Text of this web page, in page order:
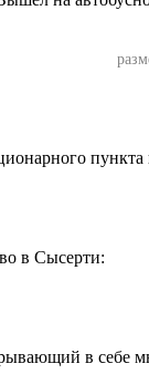
в Сысерти:
в себе